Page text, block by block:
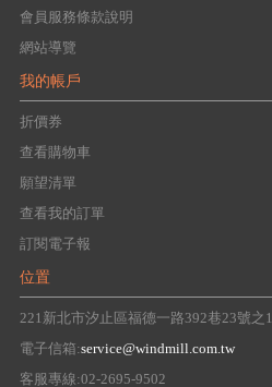
會員服務條款說明
網站導覽
我的帳戶
折價券
查看購物車
願望清單
查看我的訂單
訂閱電子報
位置
221新北市汐止區福德一路392巷23號之1
電子信箱:service@windmill.com.tw
客服專線:02-2695-9502